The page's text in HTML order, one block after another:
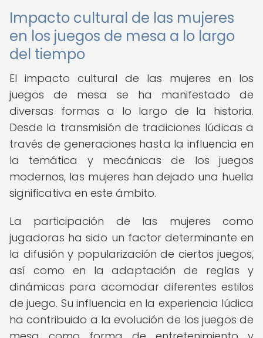
Impacto cultural de las mujeres
en los juegos de mesa a lo largo
del tiempo
El impacto cultural de las mujeres en los
juegos de mesa se ha manifestado de
diversas formas a lo largo de la historia.
Desde la transmisión de tradiciones lúdicas a
través de generaciones hasta la influencia en
la temática y mecánicas de los juegos
modernos, las mujeres han dejado una huella
significativa en este ámbito.
La participación de las mujeres como
jugadoras ha sido un factor determinante en
la difusión y popularización de ciertos juegos,
así como en la adaptación de reglas y
dinámicas para acomodar diferentes estilos
de juego. Su influencia en la experiencia lúdica
ha contribuido a la evolución de los juegos de